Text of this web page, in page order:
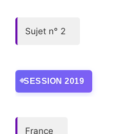
Sujet n° 2
SESSION 2019
France